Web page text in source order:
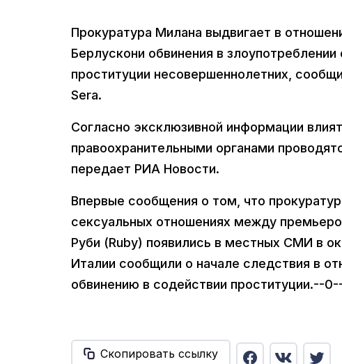
Прокуратура Милана выдвигает в
Берлускони обвинения в
проституции несовершеннолетних,
Sera.
Согласно эксклюзивной информации
правоохранительными органами
передает РИА Новости.
Впервые сообщения о том, что
сексуальных отношениях между
Руби (Ruby) появились в местных СМИ в
Италии сообщили о начале следствия в
обвинению в содействии проституции.--
Скопировать ссылку